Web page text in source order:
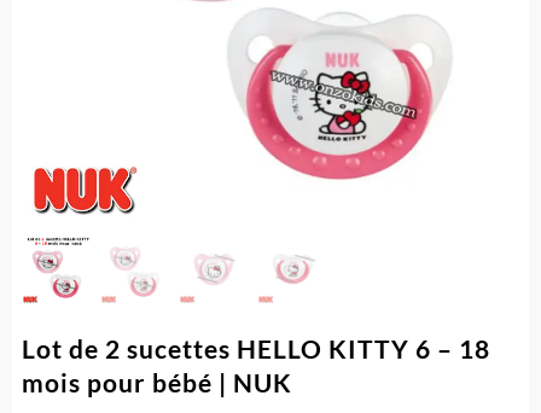
Lot de 2 sucettes HELLO KITTY 6 – 18
mois pour bébé | NUK